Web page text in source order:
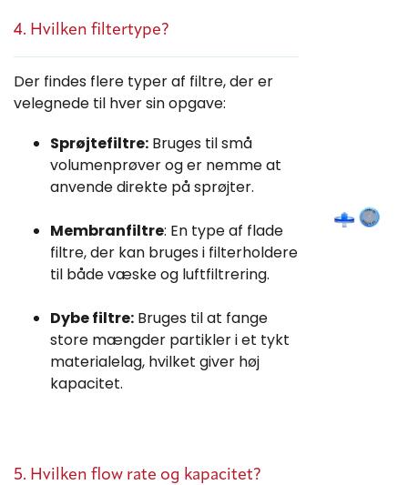
4. Hvilken filtertype?
Der findes flere typer af filtre, der er
velegnede til hver sin opgave:
Sprøjtefiltre: Bruges til små
volumenprøver og er nemme at
anvende direkte på sprøjter.
Membranfiltre: En type af flade
filtre, der kan bruges i filterholdere
til både væske og luftfiltrering.
Dybe filtre: Bruges til at fange
store mængder partikler i et tykt
materialelag, hvilket giver høj
kapacitet.
5. Hvilken flow rate og kapacitet?